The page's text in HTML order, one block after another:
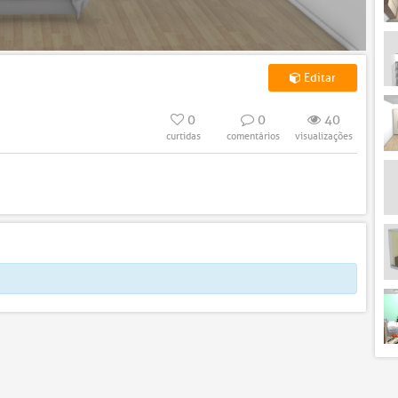
Editar
0
curtidas
0
comentários
40
visualizações